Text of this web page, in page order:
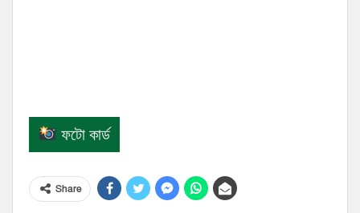
ফটো কার্ড
Share